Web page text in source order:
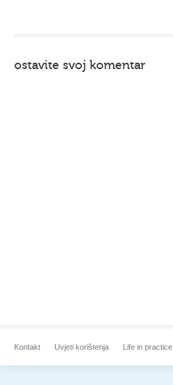
ostavite svoj komentar
Kontakt Uvjeti korištenja Life in practice